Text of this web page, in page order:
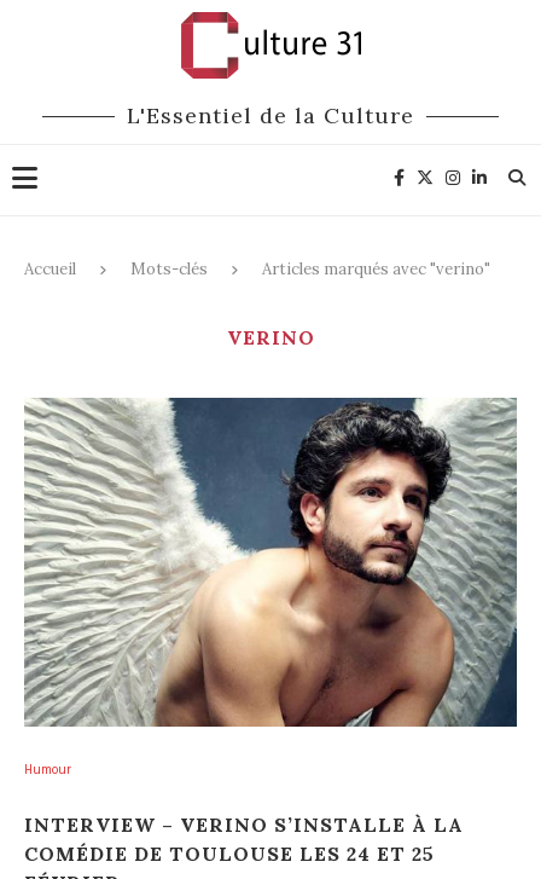
L'Essentiel de la Culture
Accueil Mots-clés Articles marqués avec "verino"
VERINO
Humour
INTERVIEW – VERINO S’INSTALLE À LA
COMÉDIE DE TOULOUSE LES 24 ET 25